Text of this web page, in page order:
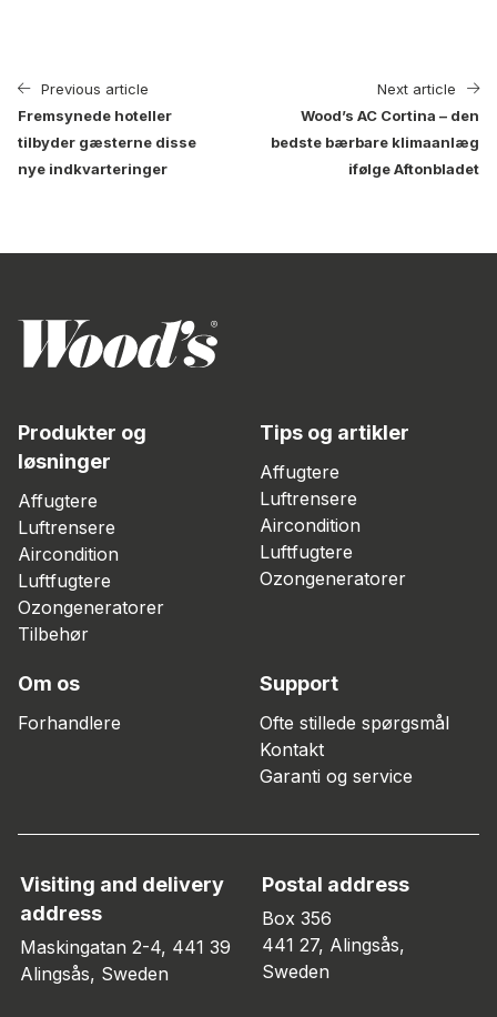
Previous article
Fremsynede hoteller
tilbyder gæsterne disse
nye indkvarteringer
Next article
Wood’s AC Cortina – den
bedste bærbare klimaanlæg
ifølge Aftonbladet
Produkter og
løsninger
Affugtere
Luftrensere
Aircondition
Luftfugtere
Ozongeneratorer
Tilbehør
Tips og artikler
Affugtere
Luftrensere
Aircondition
Luftfugtere
Ozongeneratorer
Om os
Forhandlere
Support
Ofte stillede spørgsmål
Kontakt
Garanti og service
Visiting and delivery
address
Maskingatan 2-4, 441 39
Alingsås, Sweden
Postal address
Box 356
441 27, Alingsås,
Sweden